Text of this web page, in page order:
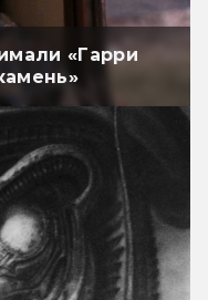
«Гарри